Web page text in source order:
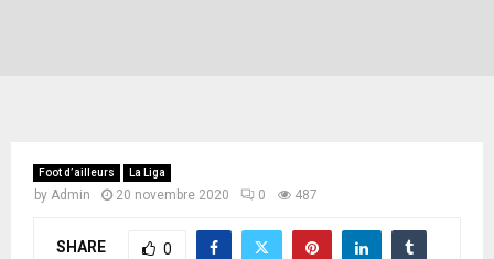
Foot d’ailleurs La Liga
by Admin 20 novembre 2020 0 487
SHARE 0